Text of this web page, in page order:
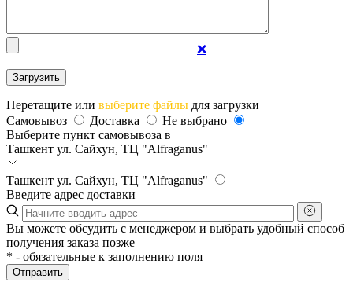
❌
Перетащите или выберите файлы для загрузки
Самовывоз
Доставка
Не выбрано
Выберите пункт самовывоза в
Ташкент ул. Сайхун, ТЦ "Alfraganus"
Ташкент ул. Сайхун, ТЦ "Alfraganus"
Введите адрес доставки
Вы можете обсудить с менеджером и выбрать удобный способ
получения заказа позже
* - обязательные к заполнению поля
Отправить